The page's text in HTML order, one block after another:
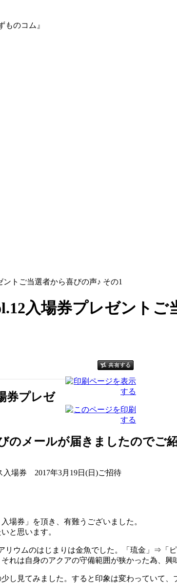
のコム』
トご当選者から喜びの声♪ その1
入場券プレゼントご
券プレゼ
のメールが届きましたのでご
入場券 2017年3月19日(日)ご招待
場券」を頂き、有難うございました。
と思います。
リウムのはじまりは金魚でした。「琉金」⇒「
れは自身のアクアの守備範囲が狭かった為、
し見てみました。すると印象は変わっていて